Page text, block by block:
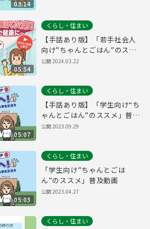
03:14
05:54
くらし・住まい
【手話あり版】「若手社会人
向け”ちゃんとごはん”のスス
メ」普及動画
公開2024.03.22
05:07
くらし・住まい
【手話あり版】「学生向け“ち
ゃんとごはん”のススメ」普及
動画
公開2023.09.29
05:03
くらし・住まい
「学生向け”ちゃんとごは
ん”のススメ」普及動画
公開2023.04.27
くらし・住まい